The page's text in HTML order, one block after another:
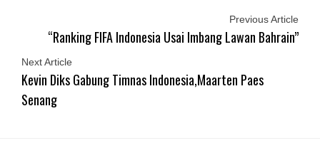
Previous Article
“Ranking FIFA Indonesia Usai Imbang Lawan Bahrain”
Next Article
Kevin Diks Gabung Timnas Indonesia,Maarten Paes
Senang